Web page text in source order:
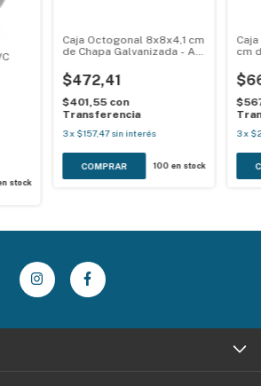
stock
Caja Octogonal 8x8x4,1 cm
de Chapa Galvanizada - AG
$472,41
$401,55 con
Transferencia
3x $157,47 sin interés
100 en stock
cm
3x